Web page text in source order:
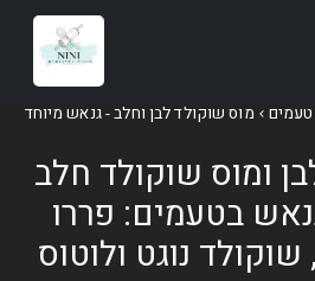
מוס שוקולד לבן וחלב - גנאש מיוחד
ומוס שוקולד חלב
בטעמים: פררו
נוגט ולוטוס